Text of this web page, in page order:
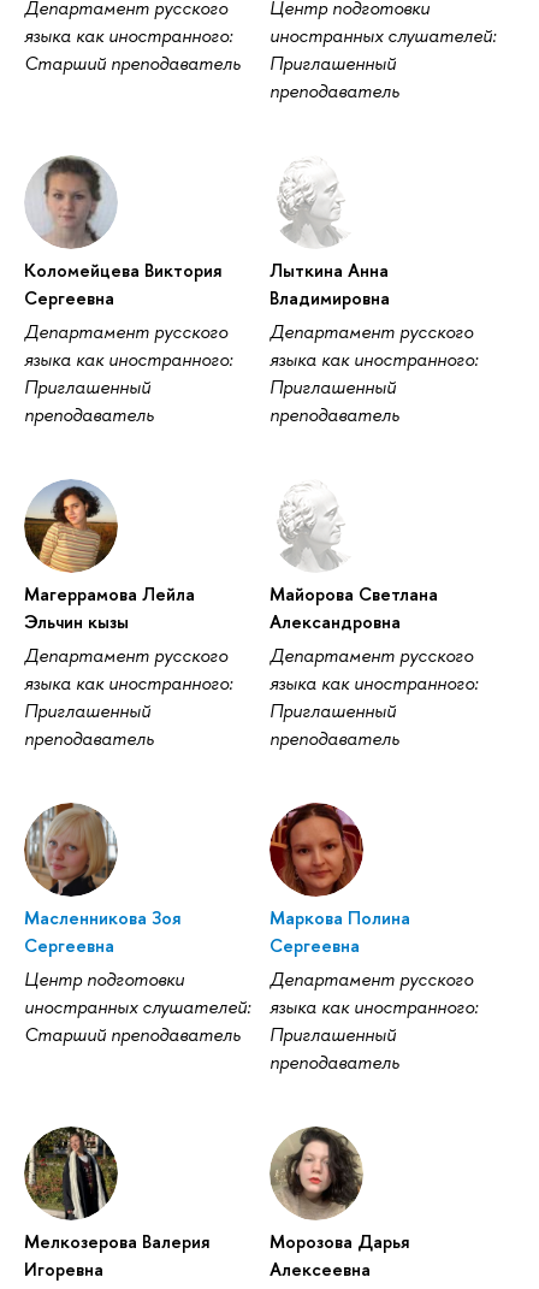
Департамент русского
языка как иностранного:
Старший преподаватель
Центр подготовки
иностранных слушателей:
Приглашенный
преподаватель
Коломейцева Виктория
Сергеевна
Департамент русского
языка как иностранного:
Приглашенный
преподаватель
Лыткина Анна
Владимировна
Департамент русского
языка как иностранного:
Приглашенный
преподаватель
Магеррамова Лейла
Эльчин кызы
Департамент русского
языка как иностранного:
Приглашенный
преподаватель
Майорова Светлана
Александровна
Департамент русского
языка как иностранного:
Приглашенный
преподаватель
Масленникова Зоя
Сергеевна
Центр подготовки
иностранных слушателей:
Cтарший преподаватель
Маркова Полина
Сергеевна
Департамент русского
языка как иностранного:
Приглашенный
преподаватель
Мелкозерова Валерия
Игоревна
Морозова Дарья
Алексеевна